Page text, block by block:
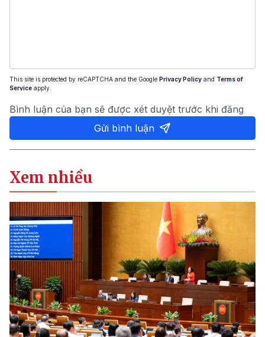
This site is protected by reCAPTCHA and the Google Privacy Policy and Terms of
Service apply.
Bình luận của bạn sẽ được xét duyệt trước khi đăng
Gửi bình luận
Xem nhiều